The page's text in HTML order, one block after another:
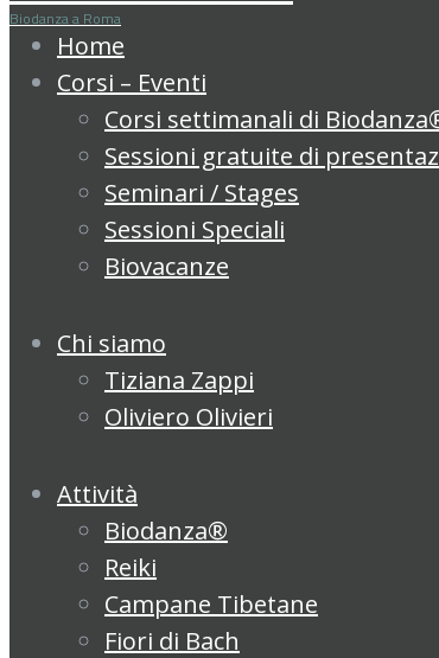
Biodanza a Roma
Home
Corsi – Eventi
Corsi settimanali di
Sessioni gratuite di
Seminari / Stages
Sessioni Speciali
Biovacanze
Chi siamo
Tiziana Zappi
Oliviero Olivieri
Attività
Biodanza®
Reiki
Campane Tibetane
Fiori di Bach